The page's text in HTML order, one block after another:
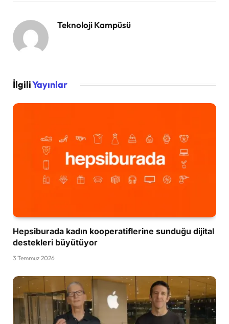
Teknoloji Kampüsü
İlgiliYayınlar
Hepsiburada kadın kooperatiflerine sunduğu dijital
destekleri büyütüyor
3 Temmuz 2026